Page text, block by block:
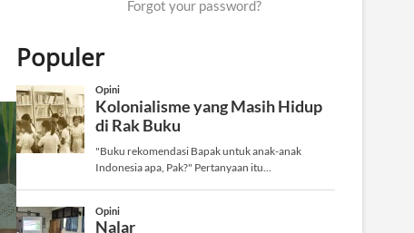
Forgot your password?
Populer